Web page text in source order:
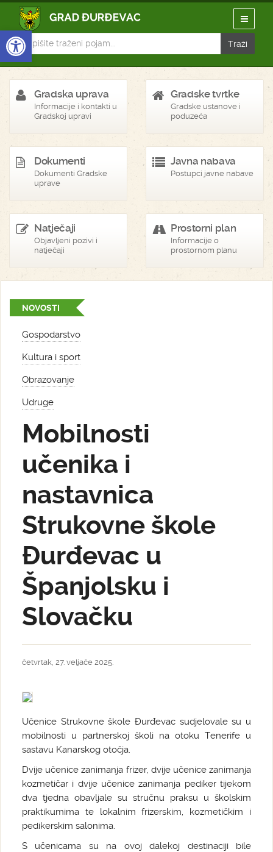
Open toolbar
Gradska uprava
Informacije i kontakti u
Gradskoj upravi
Gradske tvrtke
Gradske ustanove i
poduzeća
Dokumenti
Dokumenti Gradske
uprave
Javna nabava
Postupci javne nabave
Natječaji
Objavljeni pozivi i
natječaji
Prostorni plan
Informacije o
prostornom planu
NOVOSTI
Gospodarstvo
Kultura i sport
Obrazovanje
Udruge
Mobilnosti
učenika i
nastavnica
Strukovne škole
Đurđevac u
Španjolsku i
Slovačku
četvrtak, 27. veljače 2025.
Učenice Strukovne škole Đurđevac sudjelovale su u
mobilnosti u partnerskoj školi na otoku Tenerife u
sastavu Kanarskog otočja.
Dvije učenice zanimanja frizer, dvije učenice zanimanja
kozmetičar i dvije učenice zanimanja pediker tijekom
dva tjedna obavljale su stručnu praksu u školskim
praktikumima te lokalnim frizerskim, kozmetičkim i
pedikerskim salonima.
S učenicama su na ovoj dalekoj destinaciji bile